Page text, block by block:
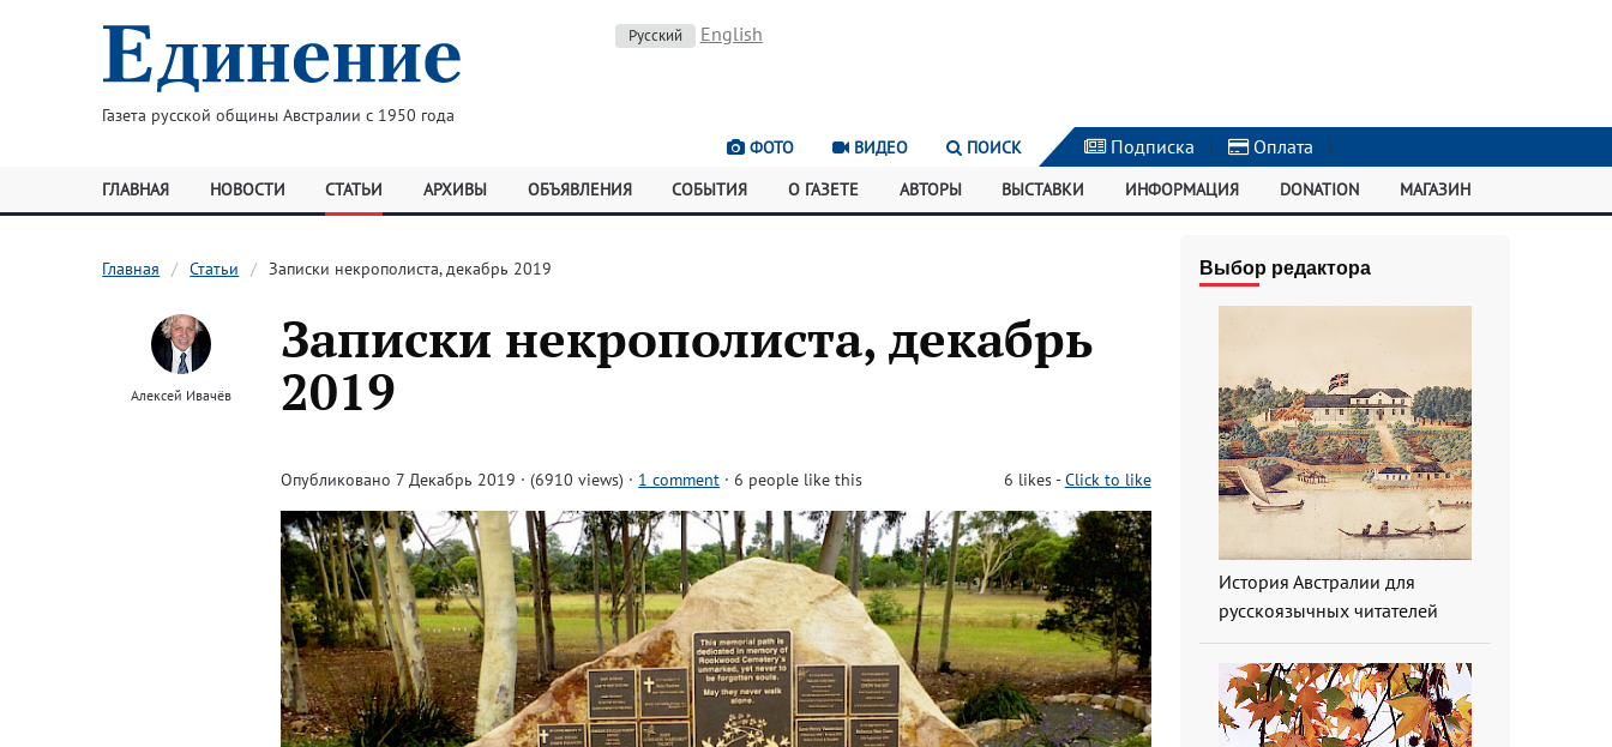
Газета русской общины Австралии с 1950 года
Русский English
ФОТО ВИДЕО ПОИСК Подписка | Оплата |
ГЛАВНАЯ НОВОСТИ СТАТЬИ АРХИВЫ ОБЪЯВЛЕНИЯ СОБЫТИЯ О ГАЗЕТЕ АВТОРЫ ВЫСТАВКИ ИНФОРМАЦИЯ DONATION МАГАЗИН
Главная Статьи Записки некрополиста, декабрь 2019
Алексей Ивачёв
Записки некрополиста, декабрь
2019
Опубликовано 7 Декабрь 2019 · (6910 views) · 1 comment · 6 people like this 6 likes-Click to like
Выбор редактора
История Австралии для
русскоязычных читателей